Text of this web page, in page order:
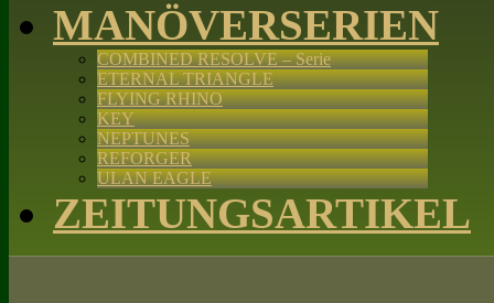
MANÖVERSERIEN
COMBINED RESOLVE – Serie
ETERNAL TRIANGLE
FLYING RHINO
KEY
NEPTUNES
REFORGER
ULAN EAGLE
ZEITUNGSARTIKEL